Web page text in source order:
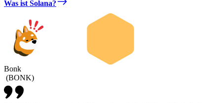
Was ist Solana?
Bonk
(BONK)